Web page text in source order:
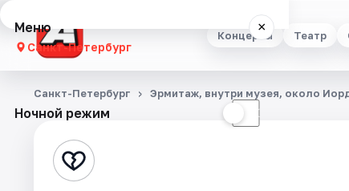
Концерты Театр
Меню ×
Санкт-Петербург
Концерты
Стендап
Ночной режим ☾
Санкт-Петербург Эрмитаж, внутри музея, около